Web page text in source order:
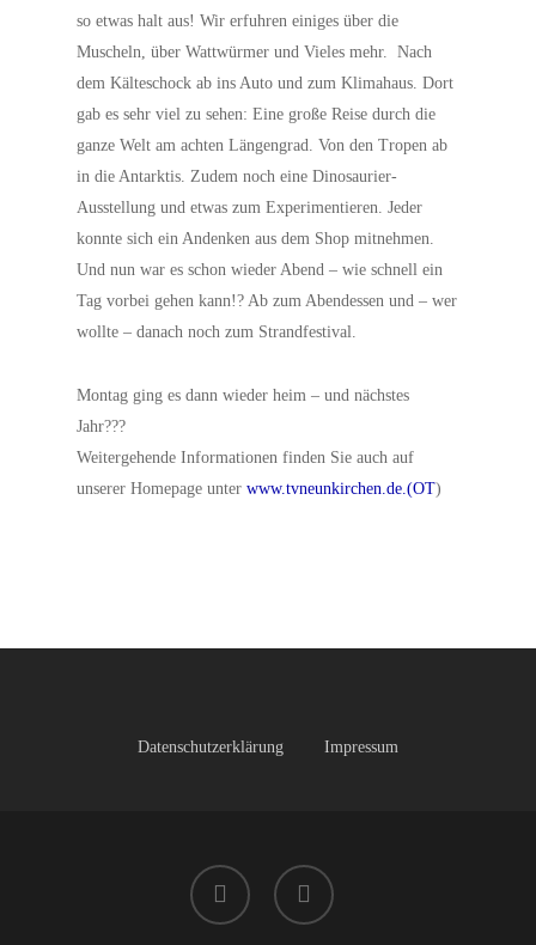
so etwas halt aus! Wir erfuhren einiges über die
Muscheln, über Wattwürmer und Vieles mehr. Nach
dem Kälteschock ab ins Auto und zum Klimahaus. Dort
gab es sehr viel zu sehen: Eine große Reise durch die
ganze Welt am achten Längengrad. Von den Tropen ab
in die Antarktis. Zudem noch eine Dinosaurier-
Ausstellung und etwas zum Experimentieren. Jeder
konnte sich ein Andenken aus dem Shop mitnehmen.
Und nun war es schon wieder Abend – wie schnell ein
Tag vorbei gehen kann!? Ab zum Abendessen und – wer
wollte – danach noch zum Strandfestival.
Montag ging es dann wieder heim – und nächstes
Jahr???
Weitergehende Informationen finden Sie auch auf
unserer Homepage unter www.tvneunkirchen.de.(OT)
Datenschutzerklärung Impressum
facebook instagram